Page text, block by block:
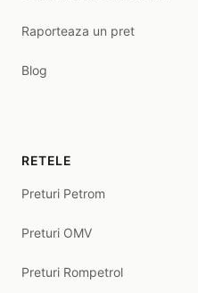
Raporteaza un pret
Blog
RETELE
Preturi Petrom
Preturi OMV
Preturi Rompetrol